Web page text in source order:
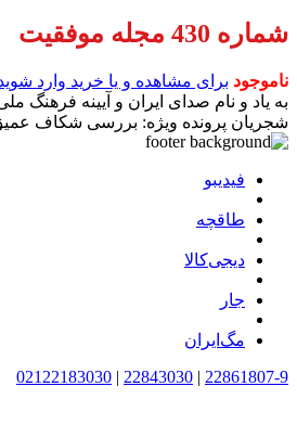
شماره 430 مجله موفقیت
ناموجود برای مشاهده و یا خرید وارد
به یاد و نام صدای ایران و آیینه فرهنگ
شجریان پرونده‌ ویژه: بررسی شکاف
فیدیبو
طاقچه
دیجی‌کالا
جار
مگ‌ایران
22861807-9
|
22843030
|
02122183030